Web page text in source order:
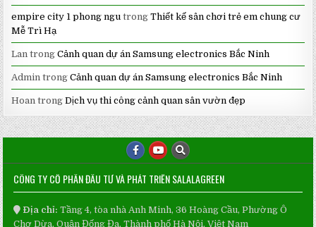
empire city 1 phong ngu trongThiết kế sân chơi trẻ em chung cư
Mễ Trì Hạ
Lan trongCảnh quan dự án Samsung electronics Bắc Ninh
Admin trongCảnh quan dự án Samsung electronics Bắc Ninh
Hoan trongDịch vụ thi công cảnh quan sân vườn đẹp
CÔNG TY CỔ PHẦN ĐẦU TƯ VÀ PHÁT TRIỂN SALALAGREEN
Địa chỉ: Tầng 4, tòa nhà Anh Minh, 36 Hoàng Cầu, Phường Ô
Chợ Dừa, Quận Đống Đa, Thành phố Hà Nội, Việt Nam